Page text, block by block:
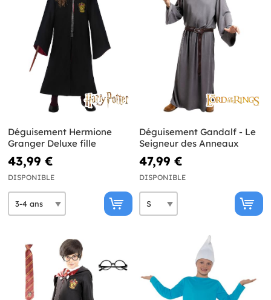
Déguisement Hermione
Granger Deluxe fille
43,99 €
DISPONIBLE
Déguisement Gandalf - Le
Seigneur des Anneaux
47,99 €
DISPONIBLE